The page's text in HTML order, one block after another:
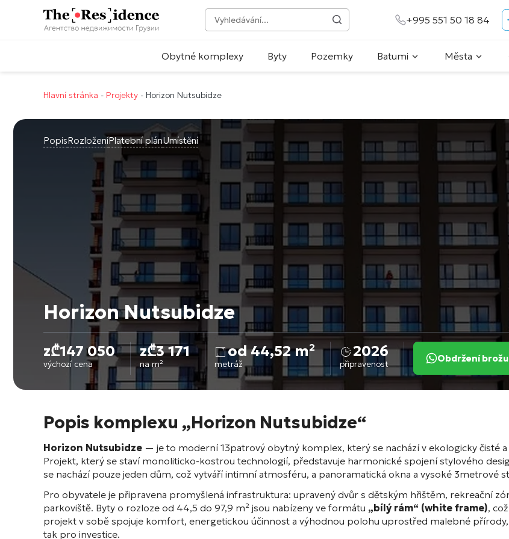
+995 551 50 18 84
Obytné komplexy Byty Pozemky Batumi Města
Hlavní stránka - Projekty - Horizon Nutsubidze
PopisRozloženíPlatební plánUmístění
Horizon Nutsubidze
z₾147 050
výchozí cena
z₾3 171
na m²
od 44,52 m²
metráž
2026
připravenost Obdržení
Popis komplexu „Horizon Nutsubidze“
Horizon Nutsubidze — je to moderní 13patrový obytný komplex, který se nachází v ekologicky čisté
Projekt, který se staví monoliticko-kostrou technologií, představuje harmonické spojení stylového
se nachází pouze jeden dům, což vytváří intimní atmosféru, a panoramatická okna a vysoké 3metrové
Pro obyvatele je připravena promyšlená infrastruktura: upravený dvůr s dětským hřištěm, rekreační
parkoviště. Byty o rozloze od 44,5 do 97,9 m² jsou nabízeny ve formátu „bílý rám“ (white frame),
projekt v sobě spojuje komfort, energetickou účinnost a výhodnou polohu uprostřed malebné
tak pro investice.